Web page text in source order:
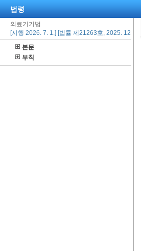
법령
의료기기법
[시행 2026. 7. 1.] [법률 제21263호, 2025. 12.
본문
부칙